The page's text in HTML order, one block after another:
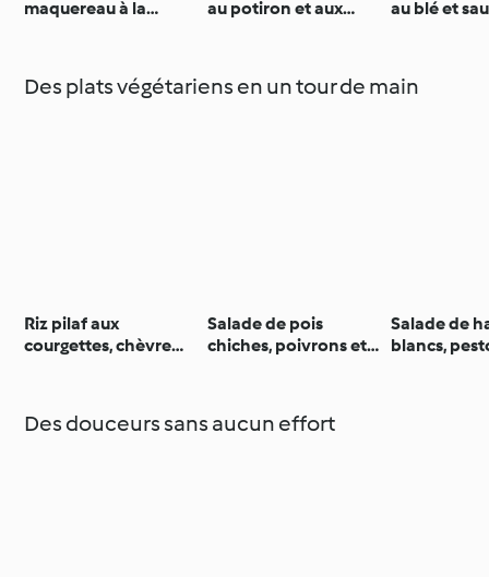
maquereau à la
au potiron et aux
au blé et
Des plats végétariens en un tour de main
Riz pilaf aux
courgettes, chèvre
Salade de pois
chiches, poivrons et
Salade de
blancs,
Des douceurs sans aucun effort